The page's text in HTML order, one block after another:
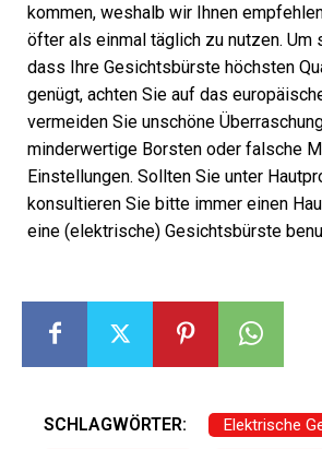
kommen, weshalb wir Ihnen
öfter als einmal täglich zu nutzen. Um
dass Ihre Gesichtsbürste höchsten
genügt, achten Sie auf das
vermeiden Sie unschöne
minderwertige Borsten oder falsche
Einstellungen. Sollten Sie unter
konsultieren Sie bitte immer einen
eine (elektrische) Gesichtsbürste
SCHLAGWÖRTER:
Elektrische